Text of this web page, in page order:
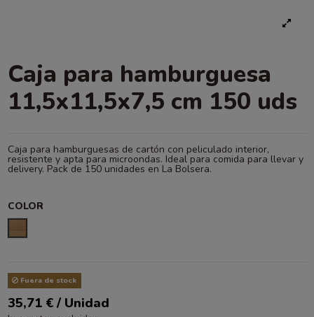
Caja para hamburguesa
11,5x11,5x7,5 cm 150 uds
Caja para hamburguesas de cartón con peliculado interior,
resistente y apta para microondas. Ideal para comida para llevar y
delivery. Pack de 150 unidades en La Bolsera.
COLOR
Fuera de stock
35,71 € / Unidad